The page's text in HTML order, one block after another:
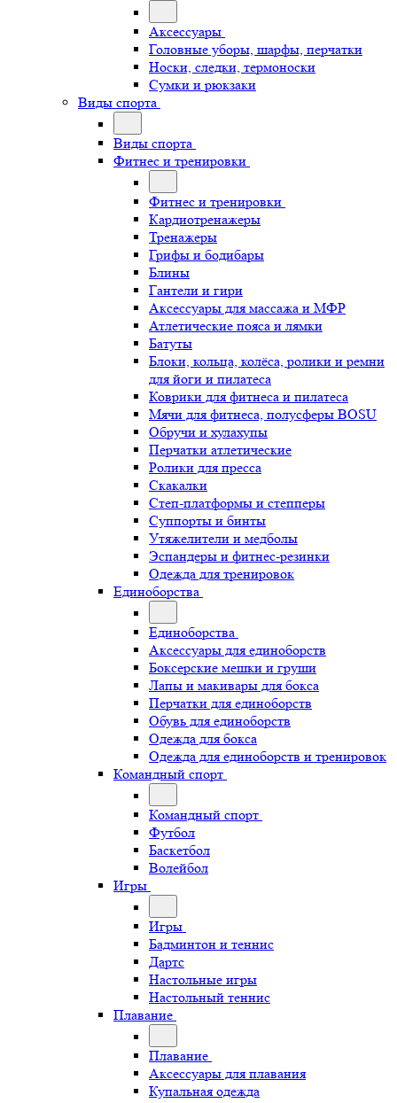
Аксессуары
Головные уборы, шарфы, перчатки
Носки, следки, термоноски
Сумки и рюкзаки
Виды спорта
Виды спорта
Фитнес и тренировки
Фитнес и тренировки
Кардиотренажеры
Тренажеры
Грифы и бодибары
Блины
Гантели и гири
Аксессуары для массажа и МФР
Атлетические пояса и лямки
Батуты
Блоки, кольца, колёса, ролики и ремни
для йоги и пилатеса
Коврики для фитнеса и пилатеса
Мячи для фитнеса, полусферы BOSU
Обручи и хулахупы
Перчатки атлетические
Ролики для пресса
Скакалки
Степ-платформы и степперы
Суппорты и бинты
Утяжелители и медболы
Эспандеры и фитнес-резинки
Одежда для тренировок
Единоборства
Единоборства
Аксессуары для единоборств
Боксерские мешки и груши
Лапы и макивары для бокса
Перчатки для единоборств
Обувь для единоборств
Одежда для бокса
Одежда для единоборств и тренировок
Командный спорт
Командный спорт
Футбол
Баскетбол
Волейбол
Игры
Игры
Бадминтон и теннис
Дартс
Настольные игры
Настольный теннис
Плавание
Плавание
Аксессуары для плавания
Купальная одежда